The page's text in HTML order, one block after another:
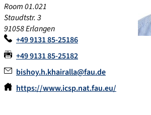
Room 01.021
Staudtstr. 3
91058 Erlangen
+49 9131 85-25186
+49 9131 85-25182
bishoy.h.khairalla@fau.de
https://www.icsp.nat.fau.eu/